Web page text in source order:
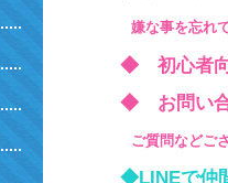
嫌な事を忘れ
◆ 初心
◆ お問い
ご質問などご
◆LINEで